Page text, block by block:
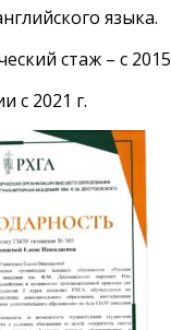
языка.
стаж – с
с 2021 г.